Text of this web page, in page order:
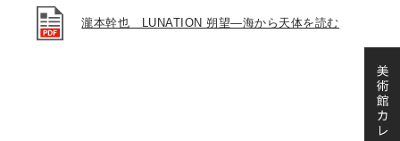
瀧本幹也 LUNATION 朔望―海から天体を読む